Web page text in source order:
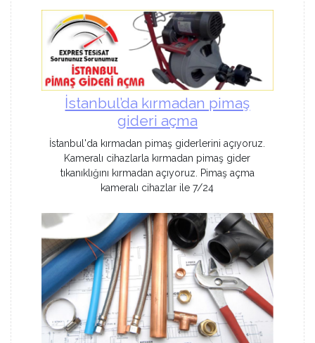
İstanbul’da kırmadan pimaş
gideri açma
İstanbul'da kırmadan pimaş giderlerini açıyoruz.
Kameralı cihazlarla kırmadan pimaş gider
tıkanıklığını kırmadan açıyoruz. Pimaş açma
kameralı cihazlar ile 7/24